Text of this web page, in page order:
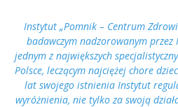
Instytut „Pomnik – Centrum
badawczym nadzorowanym
jednym z największych
Polsce, leczącym najciężej chore
lat swojego istnienia Instytut
wyróżnienia, nie tylko za swoją